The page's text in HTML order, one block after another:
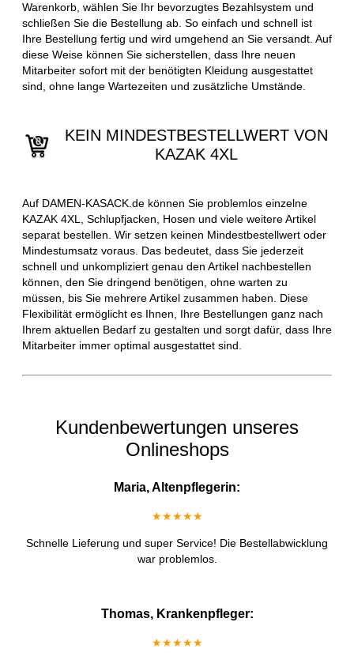
Warenkorb, wählen Sie Ihr bevorzugtes Bezahlsystem und
schließen Sie die Bestellung ab. So einfach und schnell ist
Ihre Bestellung fertig und wird umgehend an Sie versandt. Auf
diese Weise können Sie sicherstellen, dass Ihre neuen
Mitarbeiter sofort mit der benötigten Kleidung ausgestattet
sind, ohne lange Wartezeiten und zusätzliche Umstände.
KEIN MINDESTBESTELLWERT VON
KAZAK 4XL
Auf DAMEN-KASACK.de können Sie problemlos einzelne
KAZAK 4XL, Schlupfjacken, Hosen und viele weitere Artikel
separat bestellen. Wir setzen keinen Mindestbestellwert oder
Mindestumsatz voraus. Das bedeutet, dass Sie jederzeit
schnell und unkompliziert genau den Artikel nachbestellen
können, den Sie dringend benötigen, ohne warten zu
müssen, bis Sie mehrere Artikel zusammen haben. Diese
Flexibilität ermöglicht es Ihnen, Ihre Bestellungen ganz nach
Ihrem aktuellen Bedarf zu gestalten und sorgt dafür, dass Ihre
Mitarbeiter immer optimal ausgestattet sind.
Kundenbewertungen unseres
Onlineshops
Maria, Altenpflegerin:
★★★★★
Schnelle Lieferung und super Service! Die Bestellabwicklung
war problemlos.
Thomas, Krankenpfleger:
★★★★★